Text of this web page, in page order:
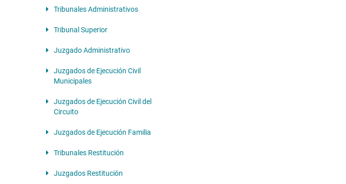
Tribunales Administrativos
Tribunal Superior
Juzgado Administrativo
Juzgados de Ejecución Civil
Municipales
Juzgados de Ejecución Civil del
Circuito
Juzgados de Ejecución Familia
Tribunales Restitución
Juzgados Restitución